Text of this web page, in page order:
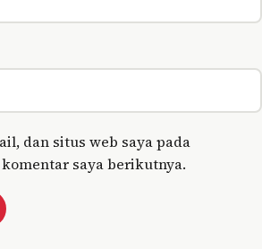
dan situs web saya pada
saya berikutnya.